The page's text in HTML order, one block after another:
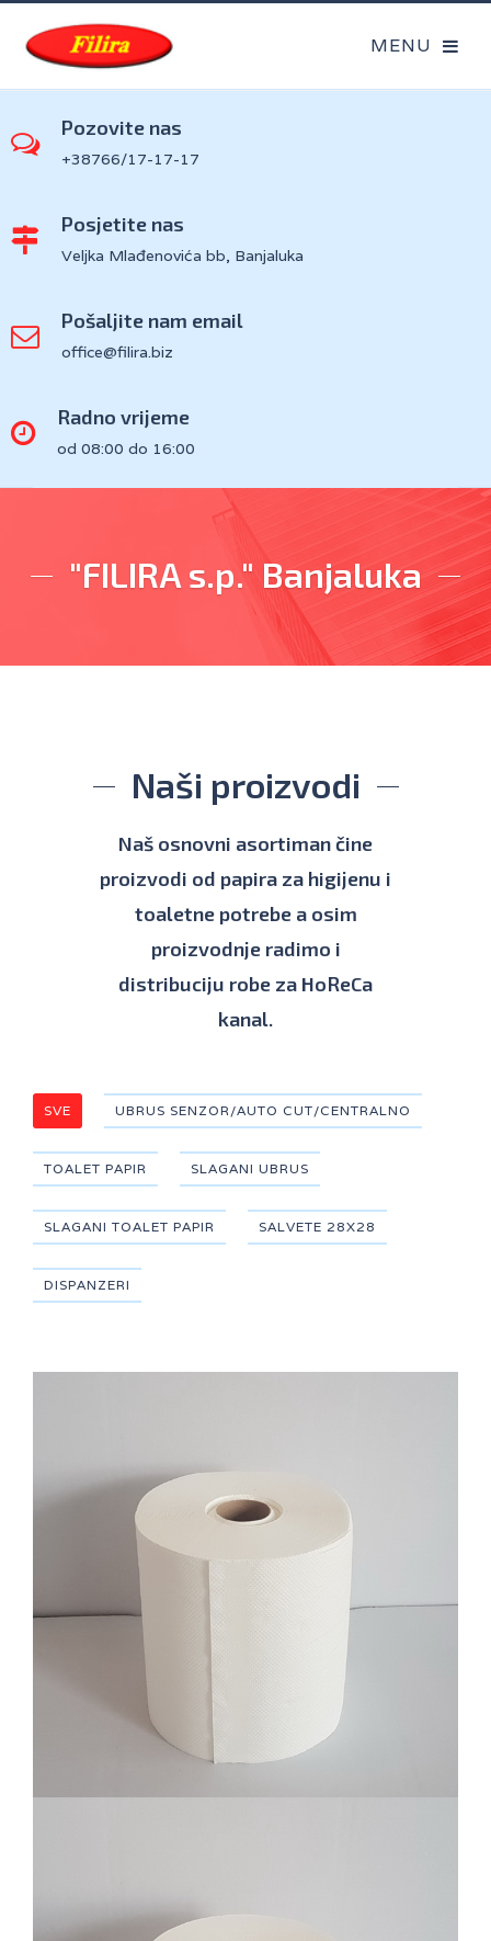
Pozovite nas
+38766/17-17-17
Posjetite nas
Veljka Mlađenovića bb, Banjaluka
Pošaljite nam email
office@filira.biz
Radno vrijeme
od 08:00 do 16:00
"FILIRA s.p." Banjaluka
Naši proizvodi
Naš osnovni asortiman čine
proizvodi od papira za higijenu i
toaletne potrebe a osim
proizvodnje radimo i
distribuciju robe za HoReCa
kanal.
SVE UBRUS SENZOR/AUTO CUT/CENTRALNO
TOALET PAPIR SLAGANI UBRUS
SLAGANI TOALET PAPIR SALVETE 28X28
DISPANZERI
Ubrus senzor 6/1, 196/245